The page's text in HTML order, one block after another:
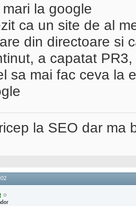
la google
ca un site de al
din directoare si
a capatat
sa mai fac ceva la
la SEO dar ma